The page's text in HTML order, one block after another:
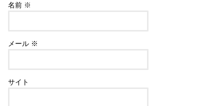
名前 ※
メール ※
サイト